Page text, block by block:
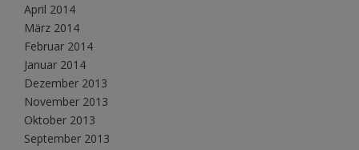
April 2014
März 2014
Februar 2014
Januar 2014
Dezember 2013
November 2013
Oktober 2013
September 2013